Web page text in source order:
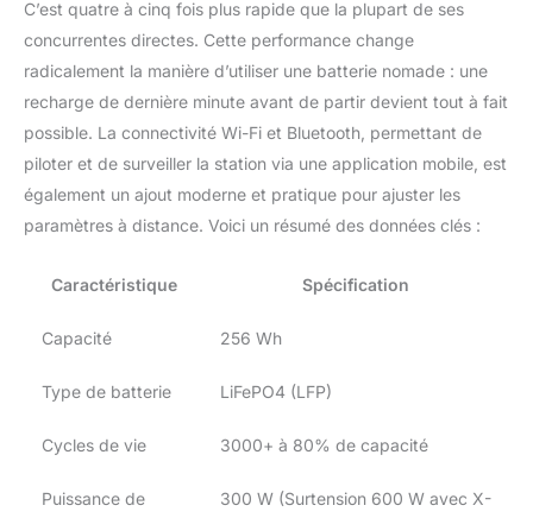
C’est quatre à cinq fois plus rapide que la plupart de ses
concurrentes directes. Cette performance change
radicalement la manière d’utiliser une batterie nomade : une
recharge de dernière minute avant de partir devient tout à fait
possible. La connectivité Wi-Fi et Bluetooth, permettant de
piloter et de surveiller la station via une application mobile, est
également un ajout moderne et pratique pour ajuster les
paramètres à distance. Voici un résumé des données clés :
Caractéristique Spécification
Capacité 256 Wh
Type de batterie LiFePO4 (LFP)
Cycles de vie 3000+ à 80% de capacité
Puissance de
300 W (Surtension 600 W avec X-